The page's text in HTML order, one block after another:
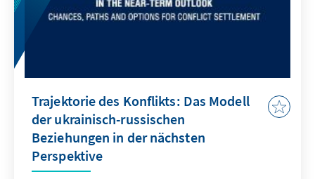
Trajektorie des Konflikts: Das Modell
der ukrainisch-russischen
Beziehungen in der nächsten
Perspektive